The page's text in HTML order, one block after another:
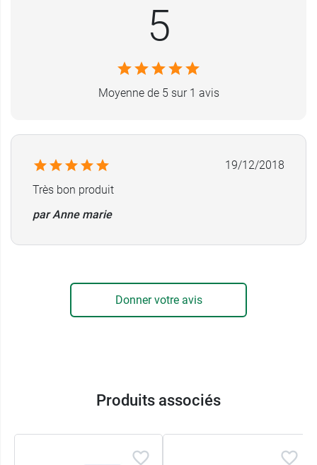
0 % parfum et 0 % alcool
Non comédogène
Très bonne tolérance et formule épurée
dermatologiquement
instantanément en réduisant les sensations de
Packaging anti-contamination
5
Moyenne de 5 sur 1 avis
19/12/2018
Très bon produit
par Anne marie
Donner votre avis
Produits associés